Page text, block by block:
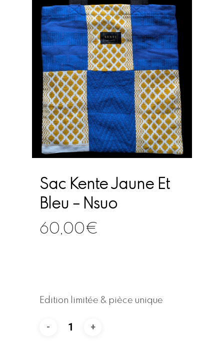
Sac Kente Jaune Et
Bleu – Nsuo
60,00€
Edition limitée & pièce unique